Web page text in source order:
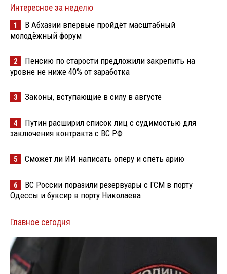
Интересное за неделю
1
В Абхазии впервые пройдёт масштабный
молодёжный форум
2
Пенсию по старости предложили закрепить на
уровне не ниже 40% от заработка
3 Законы, вступающие в силу в августе
4
Путин расширил список лиц с судимостью для
заключения контракта с ВС РФ
5 Сможет ли ИИ написать оперу и спеть арию
6
ВС России поразили резервуары с ГСМ в порту
Одессы и буксир в порту Николаева
Главное сегодня